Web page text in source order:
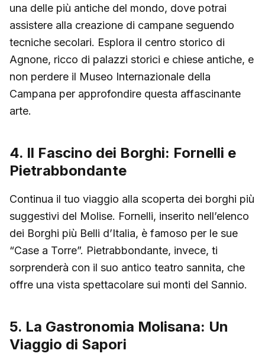
una delle più antiche del mondo, dove potrai
assistere alla creazione di campane seguendo
tecniche secolari. Esplora il centro storico di
Agnone, ricco di palazzi storici e chiese antiche, e
non perdere il Museo Internazionale della
Campana per approfondire questa affascinante
arte.
4. Il Fascino dei Borghi: Fornelli e
Pietrabbondante
Continua il tuo viaggio alla scoperta dei borghi più
suggestivi del Molise. Fornelli, inserito nell’elenco
dei Borghi più Belli d’Italia, è famoso per le sue
“Case a Torre”. Pietrabbondante, invece, ti
sorprenderà con il suo antico teatro sannita, che
offre una vista spettacolare sui monti del Sannio.
5. La Gastronomia Molisana: Un
Viaggio di Sapori